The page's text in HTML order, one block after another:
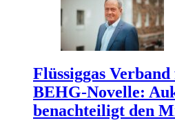
Flüssiggas
BEHG-Novelle:
benachteiligt den